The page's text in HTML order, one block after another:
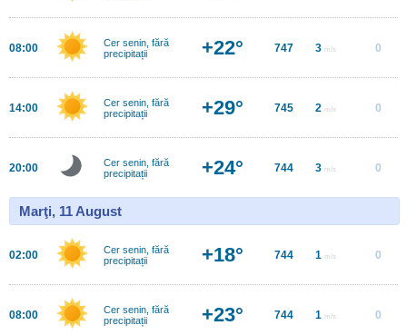
08:00
Cer senin, fără
precipitații
+22° 747 3 m/s 0
14:00
Cer senin, fără
precipitații
+29° 745 2 m/s 0
20:00
Cer senin, fără
precipitații
+24° 744 3 m/s 0
Marţi, 11 August
02:00
Cer senin, fără
precipitații
+18° 744 1 m/s 0
08:00
Cer senin, fără
precipitații
+23° 744 1 m/s 0